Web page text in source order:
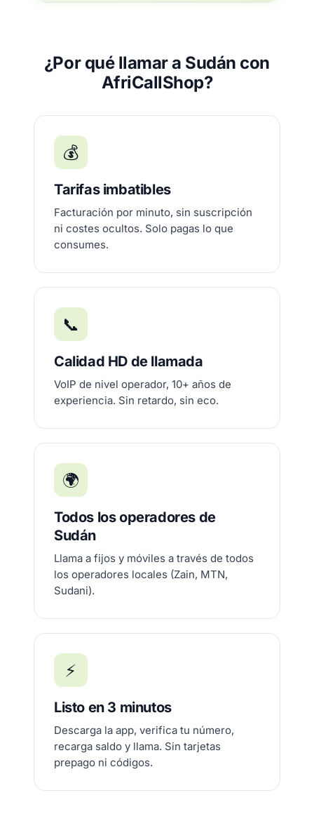
¿Por qué llamar a Sudán con
AfriCallShop?
💰
Tarifas imbatibles
Facturación por minuto, sin suscripción
ni costes ocultos. Solo pagas lo que
consumes.
📞
Calidad HD de llamada
VoIP de nivel operador, 10+ años de
experiencia. Sin retardo, sin eco.
🌍
Todos los operadores de
Sudán
Llama a fijos y móviles a través de todos
los operadores locales (Zain, MTN,
Sudani).
⚡
Listo en 3 minutos
Descarga la app, verifica tu número,
recarga saldo y llama. Sin tarjetas
prepago ni códigos.